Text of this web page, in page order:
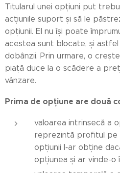
Titularul unei opțiuni put
acțiunile suport și să le
opțiunii. El nu își poate
acestea sunt blocate, și
dobânzii. Prin urmare, o
piață duce la o scădere a
vânzare.
Prima de opțiune are două
valoarea intrinsecă a
reprezintă profitul pe
opțiunii l-ar obține
opțiunea și ar vinde-o